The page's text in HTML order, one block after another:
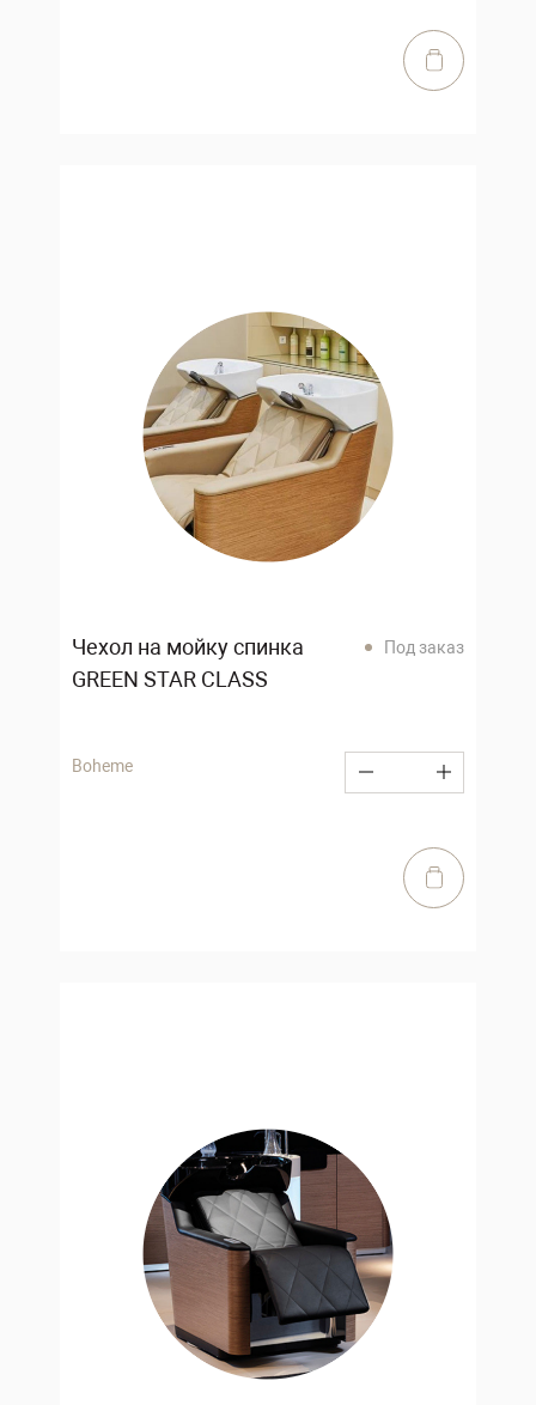
Чехол на мойку спинка
GREEN STAR CLASS
Под заказ
Boheme